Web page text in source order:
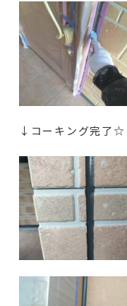
↓コーキング完了☆